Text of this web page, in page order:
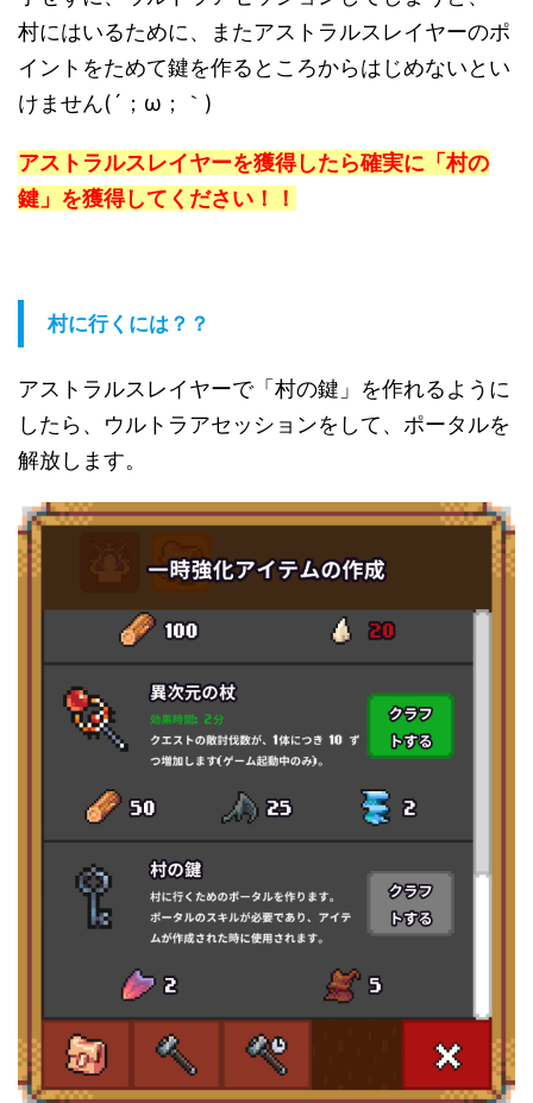
村にはいるために、またアストラルスレイヤーのポ
イントをためて鍵を作るところからはじめないとい
けません(´；ω；｀)
アストラルスレイヤーを獲得したら確実に「村の
鍵」を獲得してください！！
村に行くには？？
アストラルスレイヤーで「村の鍵」を作れるように
したら、ウルトラアセッションをして、ポータルを
解放します。